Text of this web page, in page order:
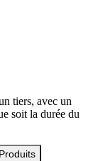
tiers, avec un
soit la durée du
Produits